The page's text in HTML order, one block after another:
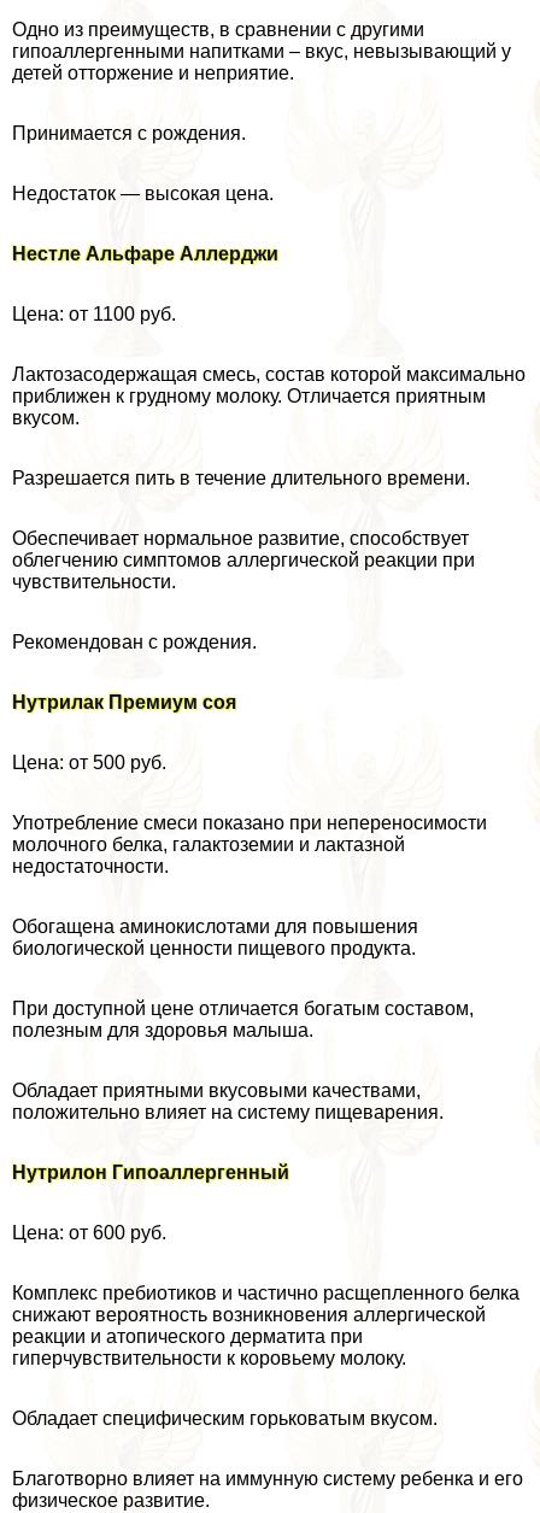
Одно из преимуществ, в сравнении с другими
гипоаллергенными напитками – вкус, невызывающий у
детей отторжение и неприятие.
Принимается с рождения.
Недостаток — высокая цена.
Нестле Альфаре Аллерджи
Цена: от 1100 руб.
Лактозасодержащая смесь, состав которой максимально
приближен к грудному молоку. Отличается приятным
вкусом.
Разрешается пить в течение длительного времени.
Обеспечивает нормальное развитие, способствует
облегчению симптомов аллергической реакции при
чувствительности.
Рекомендован с рождения.
Нутрилак Премиум соя
Цена: от 500 руб.
Употрeбление смеси показано при непереносимости
молочного белка, галактоземии и лактазной
недостаточности.
Обогащена аминокислотами для повышения
биологической ценности пищевого продукта.
При доступной цене отличается богатым составом,
полезным для здоровья малыша.
Обладает приятными вкусовыми качествами,
положительно влияет на систему пищеварения.
Нутрилон Гипоаллергенный
Цена: от 600 руб.
Комплекс пребиотиков и частично расщепленного белка
снижают вероятность возникновения аллергической
реакции и атопического дерматита при
гиперчувствительности к коровьему молоку.
Обладает специфическим горьковатым вкусом.
Благотворно влияет на иммунную систему ребенка и его
физическое развитие.